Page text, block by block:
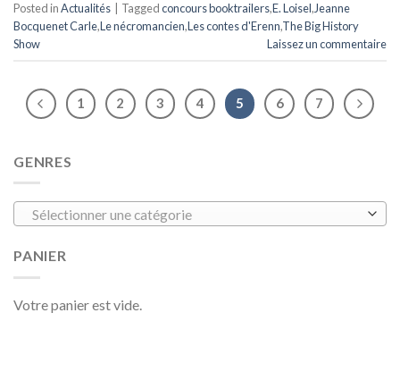
Posted inActualités Taggedconcours booktrailers,E. Loisel,Jeanne
Bocquenet Carle,Le nécromancien,Les contes d'Erenn,The Big History
Show
Laissez un commentaire
1 2 3 4 5 6 7
GENRES
Sélectionner une catégorie
PANIER
Votre panier est vide.